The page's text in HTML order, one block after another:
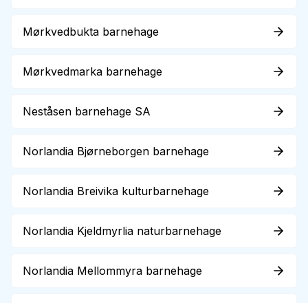
Mørkvedbukta barnehage
Mørkvedmarka barnehage
Neståsen barnehage SA
Norlandia Bjørneborgen barnehage
Norlandia Breivika kulturbarnehage
Norlandia Kjeldmyrlia naturbarnehage
Norlandia Mellommyra barnehage